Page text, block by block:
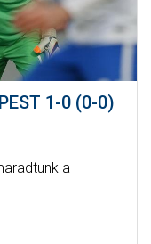
1-0 (0-0)
a